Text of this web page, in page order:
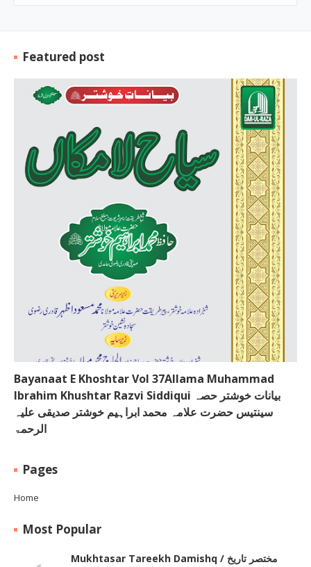
Featured post
Bayanaat E Khoshtar Vol 37Allama Muhammad
Ibrahim Khushtar Razvi Siddiqui بیانات خوشتر حصہ
سینتیس حضرت علامہ محمد ابراہیم خوشتر صدیقی علیہ
الرحمۃ
Pages
Home
Most Popular
Mukhtasar Tareekh Damishq ‎/ مختصر تاریخ